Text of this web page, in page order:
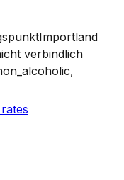
Importland
verbindlich